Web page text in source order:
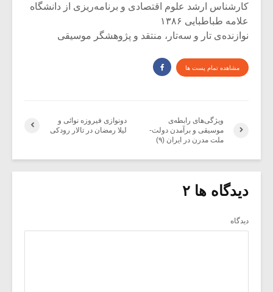
کارشناس ارشد علوم اقتصادی و برنامه‌ریزی از دانشگاه
علامه طباطبایی ۱۳۸۶
نوازنده‌ی تار و سه‌تار، منتقد و پژوهشگر موسیقی
مشاهده تمام پست ها
دونوازی فیروزه نوائی و
لیلا رمضان در تالار رودکی
ویژگی‌های رابطه‌ی
موسیقی و برآمدن دولت-
ملت مدرن در ایران (۹)
دیدگاه ها ۲
دیدگاه